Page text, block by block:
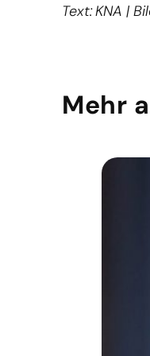
Text: KNA |
Mehr